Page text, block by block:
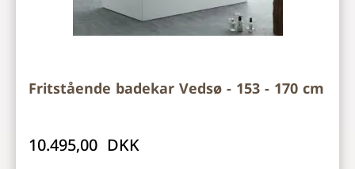
Fritstående badekar Vedsø - 153 - 170 cm
10.495,00 DKK